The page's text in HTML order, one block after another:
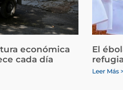
económica
cada día
El
Leer Más